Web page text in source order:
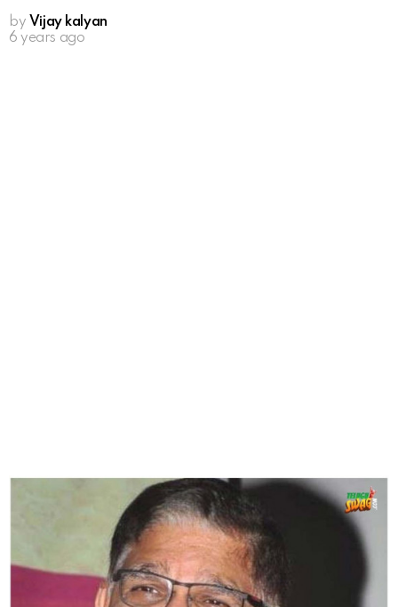
by Vijay kalyan
6 years ago